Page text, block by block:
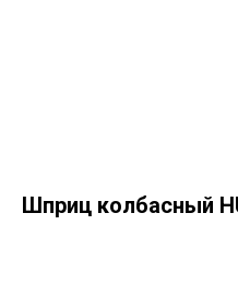
Шприц колбасный